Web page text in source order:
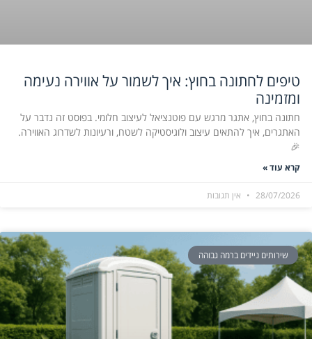
טיפים לחתונה בחוץ: איך לשמור על אווירה נעימה
ומזמינה
חתונה בחוץ, אתגר מרגש עם פוטנציאל לעיצוב חלומי. בפוסט זה נדבר על
האתגרים, איך להתאים עיצוב ולוגיסטיקה לשטח, ורעיונות לשדרוג האווירה.
🎉
קרא עוד »
28/07/2026 אין תגובות
שירותים ניידים ברמה גבוהה